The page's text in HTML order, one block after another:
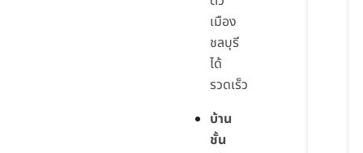
เมือง
ชลบุรี
ได้
รวดเร็ว
บ้าน
ชั้น